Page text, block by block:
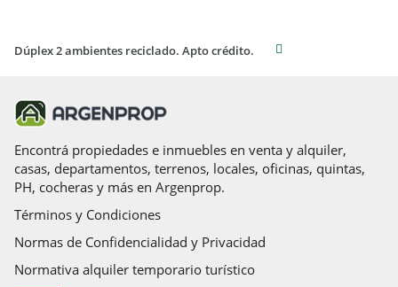
Dúplex 2 ambientes reciclado. Apto crédito.
Encontrá propiedades e inmuebles en venta y alquiler,
casas, departamentos, terrenos, locales, oficinas, quintas,
PH, cocheras y más en Argenprop.
Términos y Condiciones
Normas de Confidencialidad y Privacidad
Normativa alquiler temporario turístico